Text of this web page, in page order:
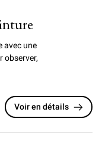
avec une
observer,
Voir en détails